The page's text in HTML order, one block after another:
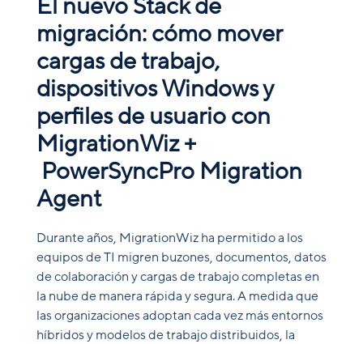
El nuevo Stack de
migración: cómo mover
cargas de trabajo,
dispositivos Windows y
perfiles de usuario con
MigrationWiz +
PowerSyncPro Migration
Agent
Durante años, MigrationWiz ha permitido a los
equipos de TI migren buzones, documentos, datos
de colaboración y cargas de trabajo completas en
la nube de manera rápida y segura. A medida que
las organizaciones adoptan cada vez más entornos
híbridos y modelos de trabajo distribuidos, la